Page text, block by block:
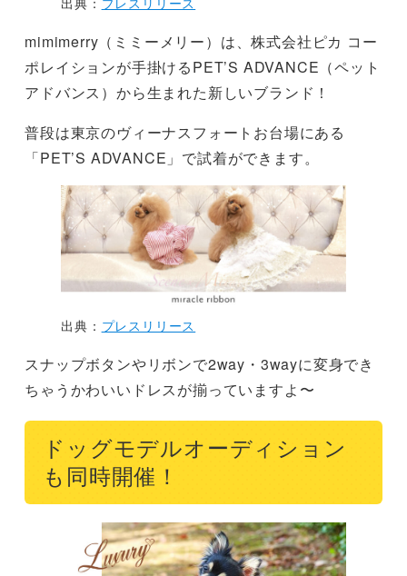
mimimerry（ミミーメリー）は、株式会社ピカ コー
ポレイションが手掛けるPET’S ADVANCE（ペット
アドバンス）から生まれた新しいブランド！
普段は東京のヴィーナスフォートお台場にある
「PET’S ADVANCE」で試着ができます。
出典： プレスリリース
スナップボタンやリボンで2way・3wayに変身でき
ちゃうかわいいドレスが揃っていますよ〜
ドッグモデルオーディション
も同時開催！